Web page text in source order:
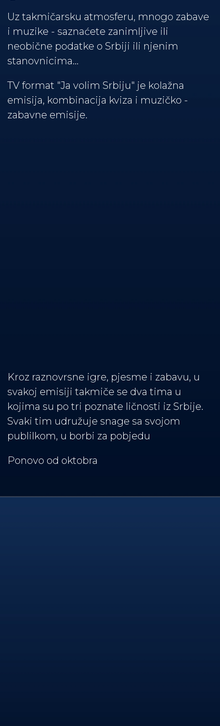
Uz takmičarsku atmosferu, mnogo zabave
i muzike - saznaćete zanimljive ili
neobične podatke o Srbiji ili njenim
stanovnicima...
TV format "Ja volim Srbiju" je kolažna
emisija, kombinacija kviza i muzičko -
zabavne emisije.
Kroz raznovrsne igre, pjesme i zabavu, u
svakoj emisiji takmiče se dva tima u
kojima su po tri poznate ličnosti iz Srbije.
Svaki tim udružuje snage sa svojom
publilkom, u borbi za pobjedu
Ponovo od oktobra